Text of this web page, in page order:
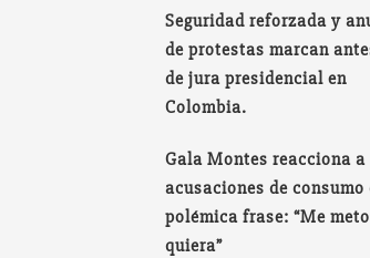
Seguridad reforzada y
de protestas marcan
de jura presidencial en
Colombia.
Gala Montes reacciona a
acusaciones de consumo
polémica frase: “Me
quiera”